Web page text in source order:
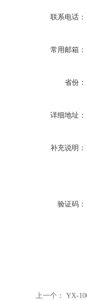
联系电话：
常用邮箱：
省份：
详细地址：
补充说明：
验证码：
上一个： YX-